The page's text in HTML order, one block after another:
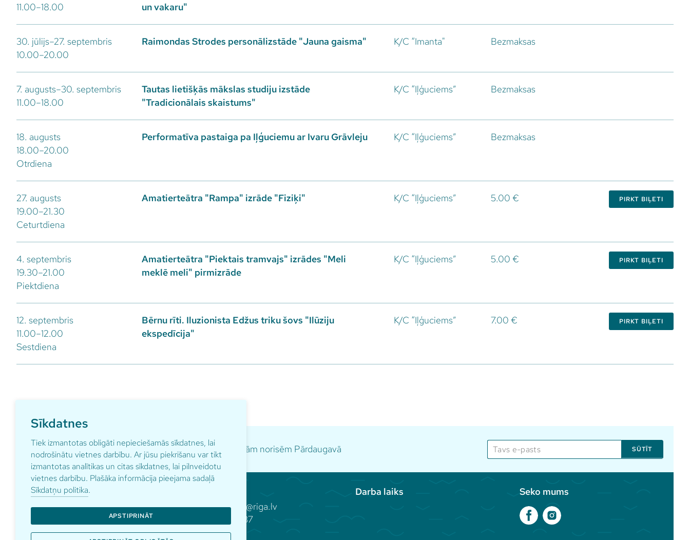
Sīkdatnes
Tiek izmantotas obligāti nepieciešamās sīkdatnes, lai
nodrošinātu vietnes darbību. Ar jūsu piekrišanu var tikt
izmantotas analītikas un citas sīkdatnes, lai pilnveidotu
vietnes darbību. Plašāka informācija pieejama sadaļā
Sīkdatņu politika.
APSTIPRINĀT
11.00–18.00
un vakaru"
30. jūlijs–27. septembris
10.00–20.00
Raimondas Strodes personālizstāde "Jauna gaisma" K/C “Imanta" Bezmaksas
7. augusts–30. septembris
11.00–18.00
Tautas lietišķās mākslas studiju izstāde
"Tradicionālais skaistums"
K/C “Iļģuciems” Bezmaksas
18. augusts
18.00–20.00
Otrdiena
Performatīva pastaiga pa Iļģuciemu ar Ivaru Grāvleju K/C “Iļģuciems” Bezmaksas
27. augusts
19.00–21.30
Ceturtdiena
Amatierteātra "Rampa" izrāde "Fiziķi" K/C “Iļģuciems” 5.00 € PIRKT BIĻETI
4. septembris
19.30–21.00
Piektdiena
Amatierteātra "Piektais tramvajs" izrādes "Meli
meklē meli" pirmizrāde
K/C “Iļģuciems” 5.00 € PIRKT BIĻETI
12. septembris
11.00–12.00
Sestdiena
Bērnu rīti. Iluzionista Edžus triku šovs "Ilūziju
ekspedīcija"
K/C “Iļģuciems” 7.00 € PIRKT BIĻETI
Pieraksties ikmēneša aktualitātēm par gaidāmajām norisēm Pārdaugavā SŪTĪT
Adrese
Anniņmuižas bulvāris 29
Rīga, LV-1067
pardaugavaka@riga.lv
+371 67 181 937
Darba laiks Seko mums